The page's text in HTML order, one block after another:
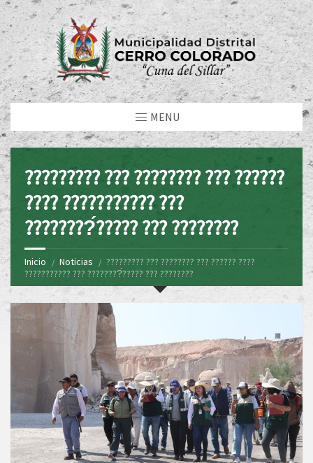
MENU
????????? ??? ???????? ??? ??????
???? ??????????? ???
????????́????? ??? ????????
Inicio Noticias
????????? ??? ???????? ??? ?????? ????
??????????? ??? ????????́????? ??? ????????